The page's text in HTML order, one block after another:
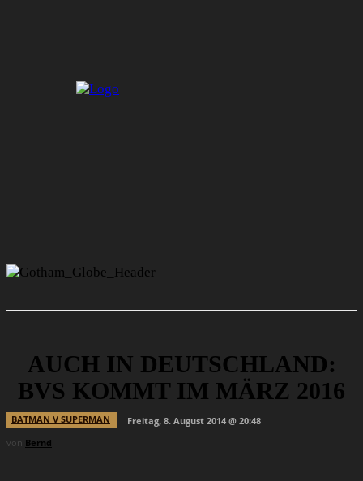
AUCH IN DEUTSCHLAND:
BVS KOMMT IM MÄRZ 2016
BATMAN V SUPERMAN
Freitag, 8. August 2014 @ 20:48
von Bernd